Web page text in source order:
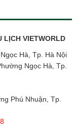
LỊCH VIETWORLD
Hà, Tp. Hà Nội
Ngọc Hà, Tp.
Phú Nhuận, Tp.